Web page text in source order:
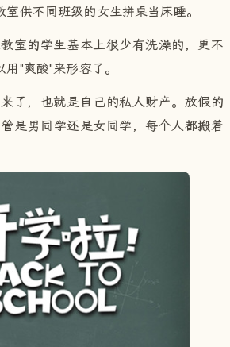
供不同班级的女生拼桌当床睡。
室的学生基本上很少有洗澡的，更不
"爽酸"来形容了。
了，也就是自己的私人财产。放假的
是男同学还是女同学，每个人都搬着